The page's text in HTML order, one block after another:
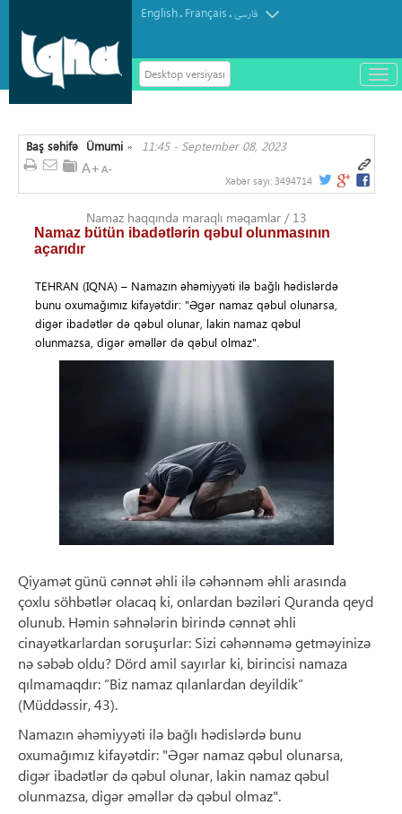
English. Français.فارسی
Desktop versiyası
باز
و
Baş səhifə »
Ümumi 11:45 - September 08, 2023
Xəbər sayı: 3494714
Namaz haqqında maraqlı məqamlar / 13
Namaz bütün ibadətlərin qəbul olunmasının
açarıdır
TEHRAN (IQNA) – Namazın əhəmiyyəti ilə bağlı hədislərdə
bunu oxumağımız kifayətdir: "Əgər namaz qəbul olunarsa,
digər ibadətlər də qəbul olunar, lakin namaz qəbul
olunmazsa, digər əməllər də qəbul olmaz".
Qiyamət günü cənnət əhli ilə cəhənnəm əhli arasında
çoxlu söhbətlər olacaq ki, onlardan bəziləri Quranda qeyd
olunub. Həmin səhnələrin birində cənnət əhli
cinayətkarlardan soruşurlar: Sizi cəhənnəmə getməyinizə
nə səbəb oldu? Dörd amil sayırlar ki, birincisi namaza
qılmamaqdır: “Biz namaz qılanlardan deyildik”
(Müddəssir, 43).
Namazın əhəmiyyəti ilə bağlı hədislərdə bunu
oxumağımız kifayətdir: "Əgər namaz qəbul olunarsa,
digər ibadətlər də qəbul olunar, lakin namaz qəbul
olunmazsa, digər əməllər də qəbul olmaz".